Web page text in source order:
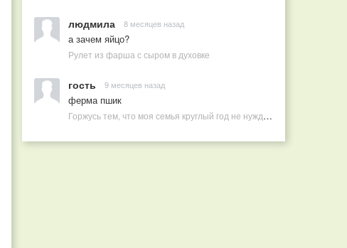
людмила 8 месяцев назад
а зачем яйцо?
Рулет из фарша с сыром в духовке
гость 9 месяцев назад
ферма пшик
Горжусь тем, что моя семья круглый год не нуждается в покупных витаминах